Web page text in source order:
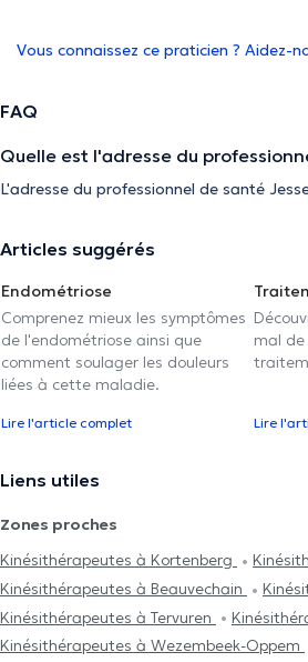
Vous connaissez ce praticien ? Aidez-
FAQ
Quelle est l'adresse du
L'adresse du professionnel de santé
Articles suggérés
Endométriose
Comprenez mieux les symptômes
de l'endométriose ainsi que
comment soulager les douleurs
liées à cette maladie.
Lire l'article complet
mal
Lire
Liens utiles
Zones proches
Kinésithérapeutes à Kortenberg
Kinésithérapeutes à Beauvechain
Kinésithérapeutes à Tervuren
Kinésithérapeutes à Wezembeek-Oppem